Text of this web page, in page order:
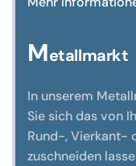
Metallmarkt
In unserem
Sie sich das von
Rund-, Vierkant-
zuschneiden